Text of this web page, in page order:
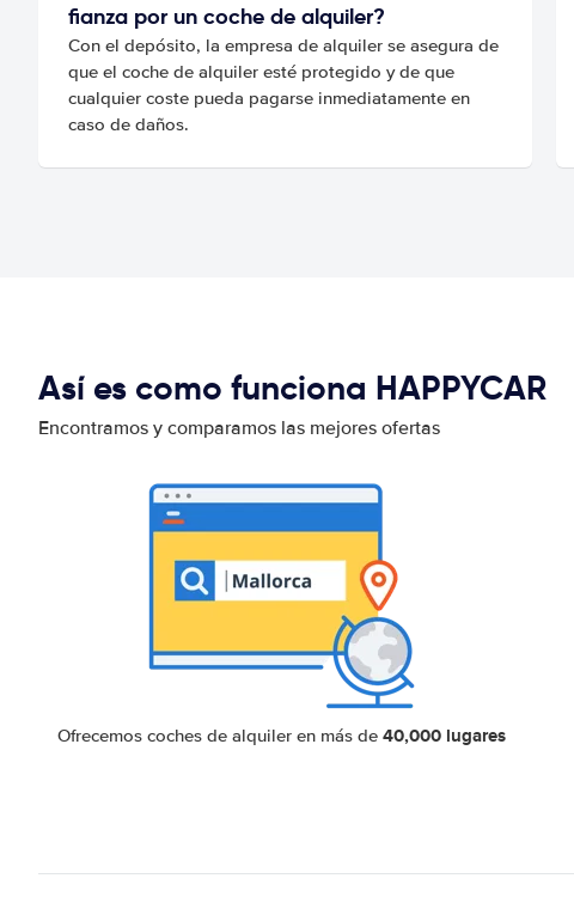
fianza por un coche de alquiler?
Con el depósito, la empresa de alquiler se asegura de
que el coche de alquiler esté protegido y de que
cualquier coste pueda pagarse inmediatamente en
caso de daños.
Así es como funciona HAPPYCAR
Encontramos y comparamos las mejores ofertas
Ofrecemos coches de alquiler en más de 40,000 lugares